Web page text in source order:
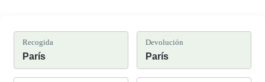
Recogida Devolución